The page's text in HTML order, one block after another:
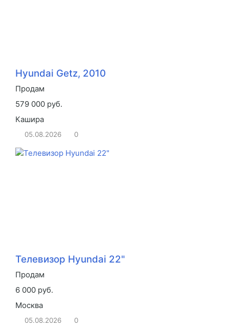
Hyundai Getz, 2010
Продам
579 000 руб.
Кашира
05.08.2026 0
Телевизор Hyundai 22"
Продам
6 000 руб.
Москва
05.08.2026 0